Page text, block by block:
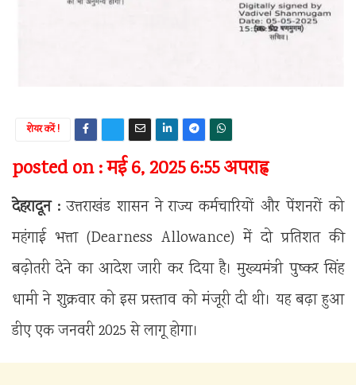
शेयर करें !
posted on : मई 6, 2025 6:55 अपराह्न
देहरादून :उत्तराखंड शासन ने राज्य कर्मचारियों और पेंशनरों को
महंगाई भत्ता (Dearness Allowance) में दो प्रतिशत की
बढ़ोतरी देने का आदेश जारी कर दिया है। मुख्यमंत्री पुष्कर सिंह
धामी ने शुक्रवार को इस प्रस्ताव को मंजूरी दी थी। यह बढ़ा हुआ
डीए एक जनवरी 2025 से लागू होगा।